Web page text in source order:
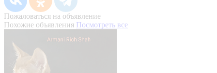
Пожаловаться на объявление
Похожие объявления Посмотреть все